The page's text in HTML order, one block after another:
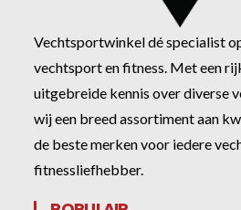
Vechtsportwinkel dé specialist
vechtsport en fitness. Met een
uitgebreide kennis over diverse
wij een breed assortiment aan
de beste merken voor iedere
fitnessliefhebber.